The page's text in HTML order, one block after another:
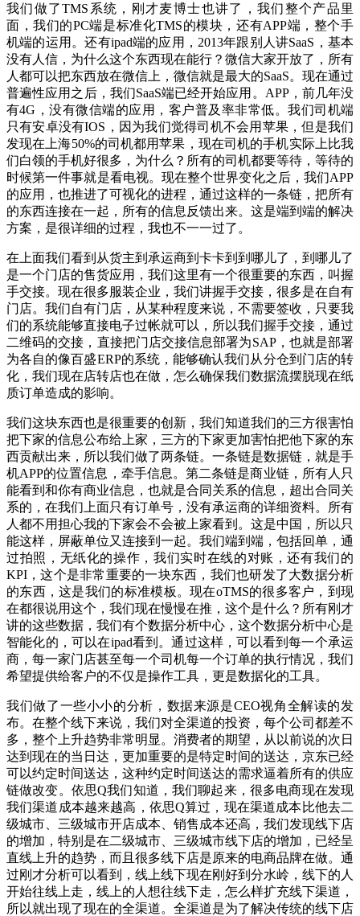
我们做了TMS系统，刚才麦博士也讲了，我们整个产品里
面，我们的PC端是标准化TMS的模块，还有APP端，整个手
机端的运用。还有ipad端的应用，2013年跟别人讲SaaS，基本
没有人信，为什么这个东西现在能行？微信大家开放了，所有
人都可以把东西放在微信上，微信就是最大的SaaS。现在通过
普遍性应用之后，我们SaaS端已经开始应用。APP，前几年没
有4G，没有微信端的应用，客户普及率非常低。我们司机端
只有安卓没有IOS，因为我们觉得司机不会用苹果，但是我们
发现在上海50%的司机都用苹果，现在司机的手机实际上比我
们白领的手机好很多，为什么？所有的司机都要等待，等待的
时候第一件事就是看电视。现在整个世界变化之后，我们APP
的应用，也推进了可视化的进程，通过这样的一条链，把所有
的东西连接在一起，所有的信息反馈出来。这是端到端的解决
方案，是很详细的过程，我也不一一过了。
在上面我们看到从货主到承运商到卡卡到到哪儿了，到哪儿了
是一个门店的售货应用，我们这里有一个很重要的东西，叫握
手交接。现在很多服装企业，我们讲握手交接，很多是在自有
门店。我们自有门店，从某种程度来说，不需要签收，只要我
们的系统能够直接电子过帐就可以，所以我们握手交接，通过
二维码的交接，直接把门店交接信息部署为SAP，也就是部署
为各自的像百盛ERP的系统，能够确认我们从分仓到门店的转
化，我们现在店转店也在做，怎么确保我们数据流摆脱现在纸
质订单造成的影响。
我们这块东西也是很重要的创新，我们知道我们的三方很害怕
把下家的信息公布给上家，三方的下家更加害怕把他下家的东
西贡献出来，所以我们做了两条链。一条链是数据链，就是手
机APP的位置信息，牵手信息。第二条链是商业链，所有人只
能看到和你有商业信息，也就是合同关系的信息，超出合同关
系的，在我们上面只有订单号，没有承运商的详细资料。所有
人都不用担心我的下家会不会被上家看到。这是中国，所以只
能这样，屏蔽单位又连接到一起。我们端到端，包括回单，通
过拍照，无纸化的操作，我们实时在线的对账，还有我们的
KPI，这个是非常重要的一块东西，我们也研发了大数据分析
的东西，这是我们的标准模板。现在oTMS的很多客户，到现
在都很说用这个，我们现在慢慢在推，这个是什么？所有刚才
讲的这些数据，我们有个数据分析中心，这个数据分析中心是
智能化的，可以在ipad看到。通过这样，可以看到每一个承运
商，每一家门店甚至每一个司机每一个订单的执行情况，我们
希望提供给客户的不仅是操作工具，更是数据化的工具。
我们做了一些小小的分析，数据来源是CEO视角全解读的发
布。在整个线下来说，我们对全渠道的投资，每个公司都差不
多，整个上升趋势非常明显。消费者的期望，从以前说的次日
达到现在的当日达，更加重要的是特定时间的送达，京东已经
可以约定时间送达，这种约定时间送达的需求逼着所有的供应
链做改变。依思Q我们知道，我们聊起来，很多电商现在发现
我们渠道成本越来越高，依思Q算过，现在渠道成本比他去二
级城市、三级城市开店成本、销售成本还高，我们发现线下店
的增加，特别是在二级城市、三级城市线下店的增加，已经呈
直线上升的趋势，而且很多线下店是原来的电商品牌在做。通
过刚才分析可以看到，线上线下现在刚好到分水岭，线下的人
开始往线上走，线上的人想往线下走，怎么样扩充线下渠道，
所以就出现了现在的全渠道。全渠道是为了解决传统的线下店